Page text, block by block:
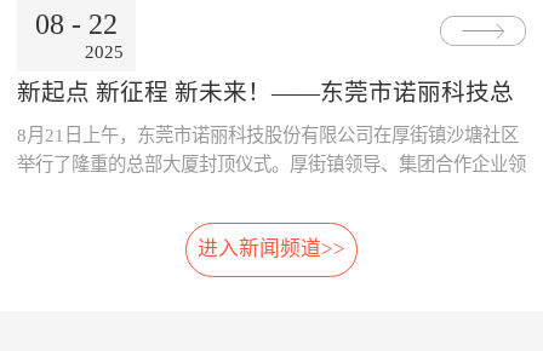
法，根据故障模式进行恢复控
本的明细，分析重要设备整个
采购决策、控制维修成本提供
了依据，减少企业不必要的浪
费。· 优化资源的配置：系统
提供的资源冲突检测预警功
化，合理的优化了人、财、物
资源。 项目案例与客户反
4、用户终端· 移动用户终端
· 固定用户终端 系统功能： 当
电动列车在线运行时，系统应
能对受电弓与电网之间由于离
线、硬点产生拉弧的现象、受
电弓中心线偏移量、受电弓弓
的运行参数进行检测。并具有
对检测出的超标数据进行自动
运营期，进行加装，安装于正
搭建专用检测棚等配套设
施。 3、免维护:核心元件
选用进口件，整体设计安装简
便，远程监控，软件具备自动
需人工分析，系统自动出具智
能分析结果，提供检修月报，
东率先作《诺丽科技2025年上半年工作总结及下半年工作
计划》报告，从多维度系统梳理上半年成果...
08 - 22
2025
新起点 新征程 新未来！——东莞市诺丽科技总
部大厦喜封金顶，开启发展新篇章
8月21日上午，东莞市诺丽科技股份有限公司在厚街镇沙塘社区
举行了隆重的总部大厦封顶仪式。厚街镇领导、集团合作企业领
起，气氛热烈喜庆，董事长朱晓东为舞狮点睛，为整个活动增添
了浓郁的传统韵味和欢快氛围。 随后，公司领导与嘉宾们一
进入新闻频道>>